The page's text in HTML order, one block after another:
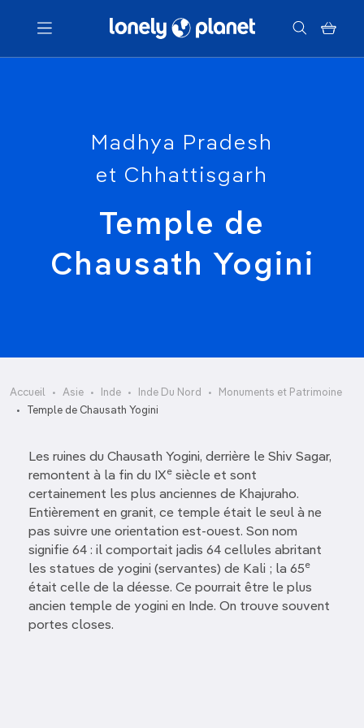
Menu
Votre recherche
Madhya Pradesh
et Chhattisgarh
Temple de
Chausath Yogini
Accueil Asie Inde Inde Du Nord
Monuments et Patrimoine
Temple de Chausath Yogini
Les ruines du Chausath Yogini, derrière le Shiv Sagar,
remontent à la fin du IXe siècle et sont
certainement les plus anciennes de Khajuraho.
Entièrement en granit, ce temple était le seul à ne
pas suivre une orientation est-ouest. Son nom
signifie 64 : il comportait jadis 64 cellules abritant
les statues de yogini (servantes) de Kali ; la 65e
était celle de la déesse. Ce pourrait être le plus
ancien temple de yogini en Inde. On trouve souvent
portes closes.